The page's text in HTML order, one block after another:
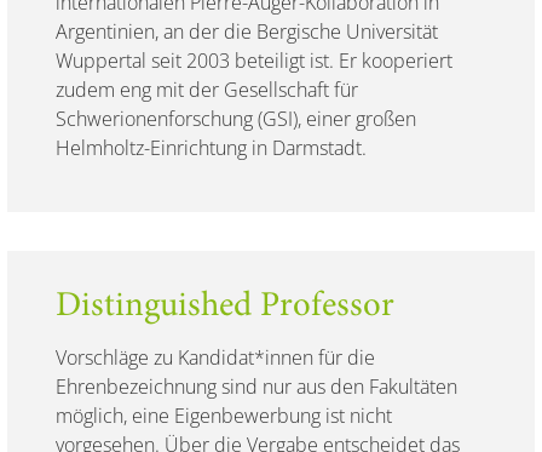
Argentinien, an der die Bergische Universität
Wuppertal seit 2003 beteiligt ist. Er kooperiert
zudem eng mit der Gesellschaft für
Schwerionenforschung (GSI), einer großen
Helmholtz-Einrichtung in Darmstadt.
Distinguished Professor
Vorschläge zu Kandidat*innen für die
Ehrenbezeichnung sind nur aus den Fakultäten
möglich, eine Eigenbewerbung ist nicht
vorgesehen. Über die Vergabe entscheidet das